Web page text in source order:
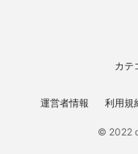
カテ
運営者情報 利用規
© 2022